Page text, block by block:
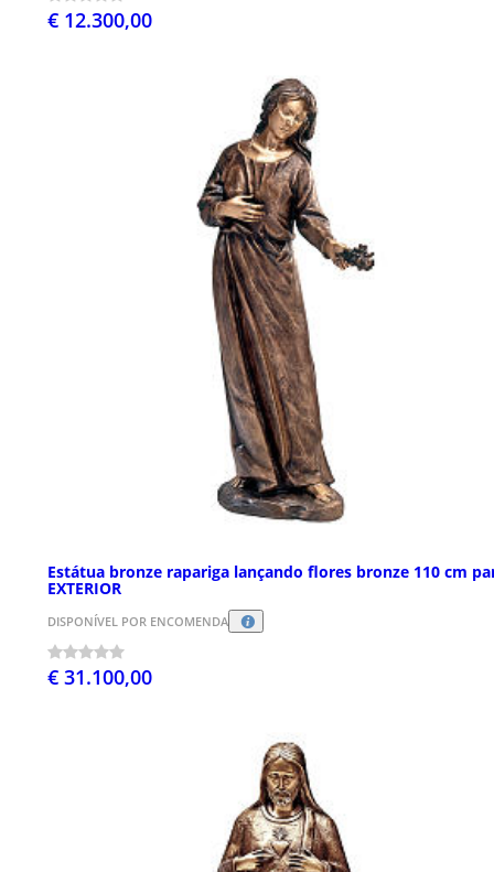
€ 12.300,00
Estátua bronze rapariga lançando flores bronze 110 cm
EXTERIOR
DISPONÍVEL POR ENCOMENDA
€ 31.100,00